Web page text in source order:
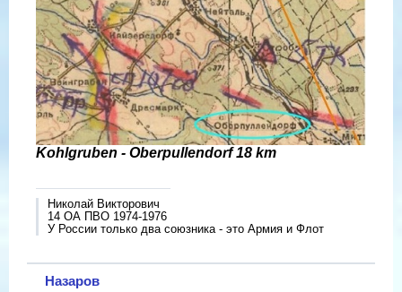
Kohlgruben - Oberpullendorf 18 km
Николай Викторович
14 ОА ПВО 1974-1976
У России только два союзника - это Армия и Флот
Назаров